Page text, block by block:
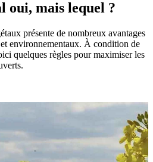
oui, mais lequel ?
présente de nombreux avantages
environnementaux. À condition de
quelques règles pour maximiser les